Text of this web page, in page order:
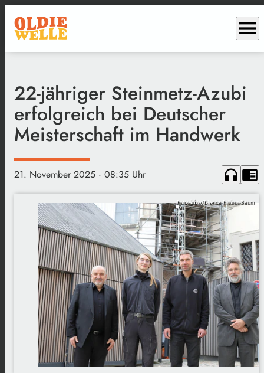
menu
22-jähriger Steinmetz-Azubi
erfolgreich bei Deutscher
Meisterschaft im Handwerk
21. November 2025 · 08:35 Uhr headphones chrome_reader_mode
Foto: bbw/Bianca Fröbus-Baum